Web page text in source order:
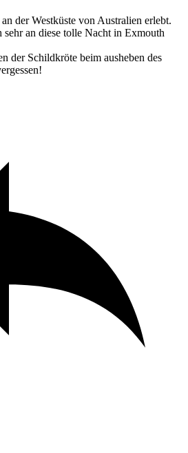
der Westküste von Australien erlebt.
an diese tolle Nacht in Exmouth
der Schildkröte beim ausheben des